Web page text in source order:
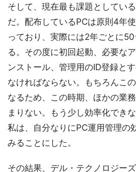
そして、現在最も課題としてい
だ。配布しているPCは原則4年
っており、実際には2年ごとに
る。その度に初回起動、必要な
ンストール、管理用のID登録と
なければならない。もちろんこ
なるため、この時期、ほかの業
まりない。もう少し効率化でき
私は、自分なりにPC運用管理の
みることにした。
その結果、デル・テクノロジー